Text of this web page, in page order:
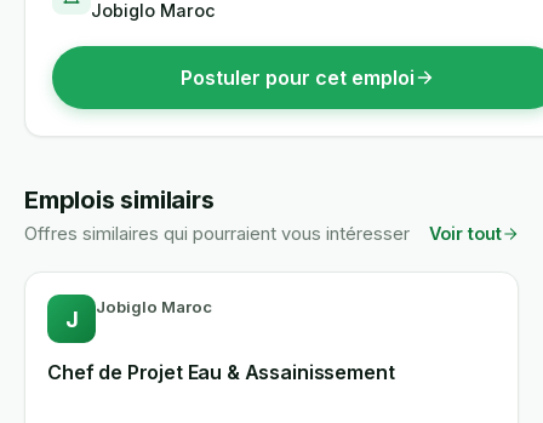
Jobiglo Maroc
Postuler pour cet emploi
Emplois similairs
Offres similaires qui pourraient vous intéresser Voir tout
J Jobiglo Maroc
Chef de Projet Eau & Assainissement